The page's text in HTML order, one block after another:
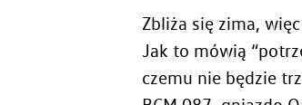
Zbliża się zima,
Jak to mówią
czemu nie będzie